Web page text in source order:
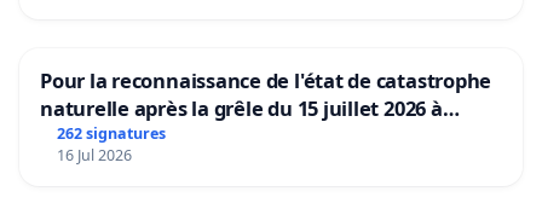
Pour la reconnaissance de l'état de catastrophe
naturelle après la grêle du 15 juillet 2026 à
Aubenas et ses alentours
262 signatures
16 Jul 2026